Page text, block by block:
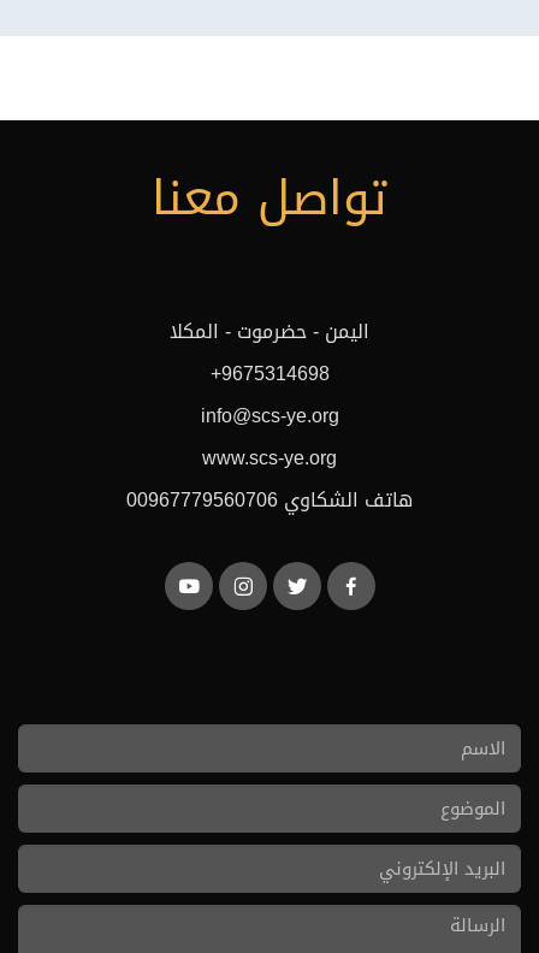
تواصل معنا
اليمن - حضرموت - المكلا
+9675314698
info@scs-ye.org
www.scs-ye.org
هاتف الشكاوي 00967779560706